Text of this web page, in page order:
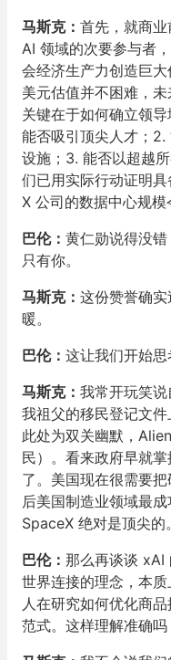
马斯克： 首先，就商
AI 领域的次要参与者
会经济生产力创造巨
美元估值并不困难，
关键在于如何确立领
能否吸引顶尖人才；
设施；3. 能否以超越
们已用实际行动证明
X 公司的数据中心规模
巴伦： 黄仁勋说得没
只有你。
马斯克： 这份赞誉确
暖。
巴伦： 这让我们开始
马斯克： 我常开玩笑
我祖父的移民登记文件
此处为双关幽默，
民）。看来政府早就
了。美国现在很需要
后美国制造业领域最
SpaceX 绝对是顶尖的。
巴伦： 那么再谈谈 xAI
世界连接的理念，本
人在研究如何优化商
范式。这样理解准确吗